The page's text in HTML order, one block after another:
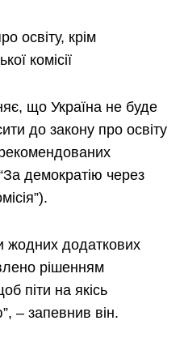
освіту, крім
комісії
що Україна не буде
до закону про освіту
демократію через
жодних додаткових
рішенням
піти на якісь
– запевнив він.